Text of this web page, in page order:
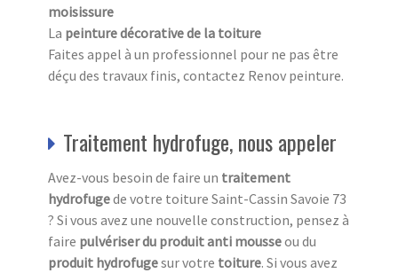
moisissure
La peinture décorative de la toiture
Faites appel à un professionnel pour ne pas être
déçu des travaux finis, contactez Renov peinture.
Traitement hydrofuge, nous appeler
Avez-vous besoin de faire un traitement
hydrofugede votre toiture Saint-Cassin Savoie 73
? Si vous avez une nouvelle construction, pensez à
faire pulvériser du produit anti mousseou du
produit hydrofugesur votre toiture. Si vous avez